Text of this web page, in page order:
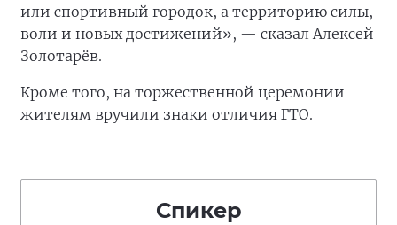
или спортивный городок, а территорию силы,
воли и новых достижений», — сказал Алексей
Золотарёв.
Кроме того, на торжественной церемонии
жителям вручили знаки отличия ГТО.
Спикер